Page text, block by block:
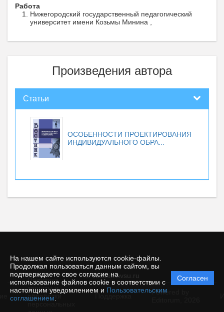
На нашем сайте используются cookie-файлы.
Продолжая пользоваться данным сайтом, вы
подтверждаете свое согласие на
использование файлов cookie в соответствии с
настоящим уведомлением и Пользовательским
соглашением
Согласен
Работа
Нижегородский государственный педагогический
университет имени Козьмы Минина ,
Произведения автора
Статьи
ОСОБЕННОСТИ ПРОЕКТИРОВАНИЯ
ИНДИВИДУАЛЬНОГО ОБРА...
© vestnik.nvsu.ru
Политика
защиты и
обработки
Powered by